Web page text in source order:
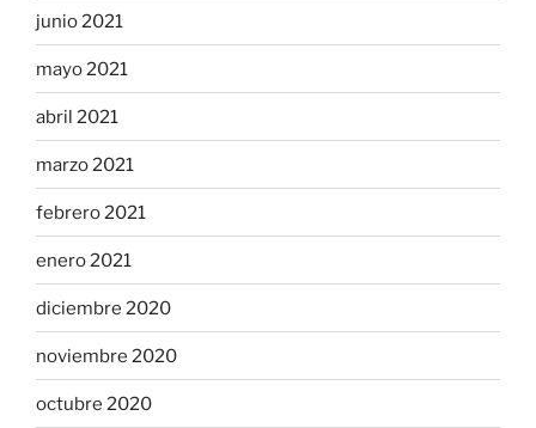
junio 2021
mayo 2021
abril 2021
marzo 2021
febrero 2021
enero 2021
diciembre 2020
noviembre 2020
octubre 2020